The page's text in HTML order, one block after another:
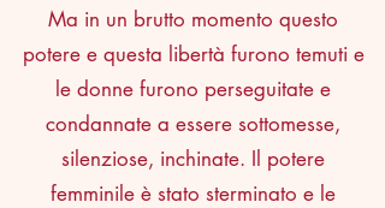
Ma in un brutto momento questo
potere e questa libertà furono temuti e
le donne furono perseguitate e
condannate a essere sottomesse,
silenziose, inchinate. Il potere
femminile è stato sterminato e le